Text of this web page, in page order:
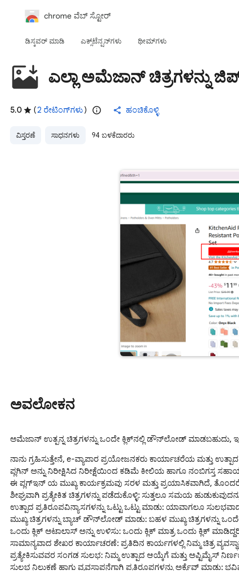
chrome ವೆಬ್‌ ಸ್ಟೋರ್‌
ಡಿಸ್ಕವರ್ ಮಾಡಿ ಎಕ್ಸ್‌ಟೆನ್ಷನ್‌‌ಗಳು ಥೀಮ್‌ಗಳು
ಎಲ್ಲಾ ಅಮೆಜಾನ್ ಚಿತ್ರಗಳನ್ನು
5.0 (2 ರೇಟಿಂಗ್‌ಗಳು ) ಹಂಚಿಕೊಳ್ಳಿ
ವಿಸ್ತರಣೆ ಸಾಧನಗಳು 94 ಬಳಕೆದಾರರು
ಅವಲೋಕನ
ಅಮೆಜಾನ್ ಉತ್ಪನ್ನ ಚಿತ್ರಗಳನ್ನು
ನಾನು ಗ್ರಹಿಸುತ್ತೇನೆ, e-ವ್ಯಾಪಾರ ಪ್ರಯೋಜನಕರು ಕಾರ್ಯಾಚರೆಯ ಮತ್ತು
ಪ್ಲಗಿನ್ ಅನ್ನು ನಿರೀಕ್ಷಿಸಿದ ನಿರೀಕ್ಷೆಯಿಂದ ಕಡಿಮೆ ಕೀಲಿಯ ಹಾಗೂ ನಂಬಿಗಸ್ತ
ಈ ಪ್ಲಗ್‌ಇನ್ ಯ ಮುಖ್ಯ ಕಾರ್ಯಕ್ರಮವು ಸರಳ ಮತ್ತು ಪ್ರಯಾಸಿಕವಾಗಿದೆ, ತೊಂದರೆಗಳನ್ನು ಹೊರಿಸುವ ದೃಷ್ಟಿಯಿಂದ ಪ
ಶೀಘ್ರವಾಗಿ ಪ್ರತ್ಯೇಕಿತ ಚಿತ್ರಗಳನ್ನು ಪಡೆದುಕೊಳ್ಳಿ: ಸುತ್ತಲೂ ಸಮಯ
ಉತ್ಪಾದ ಪ್ರತಿರೂಪವಿನ್ಯಾಸಗಳನ್ನು ಒಟ್ಟು ಒಟ್ಟು ಮಾಡು: ಯಾವಾಗಲೂ
ಮುಖ್ಯ ಚಿತ್ರಗಳನ್ನು ಬ್ಯಾಚ್ ಡೌನ್‌ಲೋಡ್ ಮಾಡು: ಬಹಳ ಮುಖ್ಯ ಚಿತ್ರಗಳನ್ನು ಒಂದೇ ಸಾರಿ ಡೌನ್‌ಲೋಡ್ ಮಾಡ
ಒಂದು ಕ್ಲಿಕ್ ಅಟಾಲಾಸ್ ಅನ್ನು ಉಳಿಸು: ಒಂದು ಕ್ಲಿಕ್ ಮಾತ್ರ ಒಂದು ಕ್ಲಿಕ್
ಸಾಮಾನ್ಯವಾದ ಶೇಖರ ಕಾರ್ಯಾಚರಣೆ: ಪ್ರತಿದಿನ ಕಾರ್ಯಗಳಲ್ಲಿ ನಿಮ್ಮ ಚಿತ್ರ
ಪ್ರತ್ಯೇಕಿಸುವವರ ಸಂಗಡ ಸುಲಭ: ನಿಮ್ಮ ಉತ್ಪಾದ ಆಯ್ಕೆಗೆ ಮತ್ತು ಅಪ್ಟಿಮೈಸ್
ಸುಲಭ ನಿಲುಕಣೆ ಹಾಗು ವ್ಯವಸ್ಥಾಪನೆಗಾಗಿ ಪ್ರತಿರೂಪಗಳನ್ನು ಅರ್ಕೈವ್ ಮಾಡು: